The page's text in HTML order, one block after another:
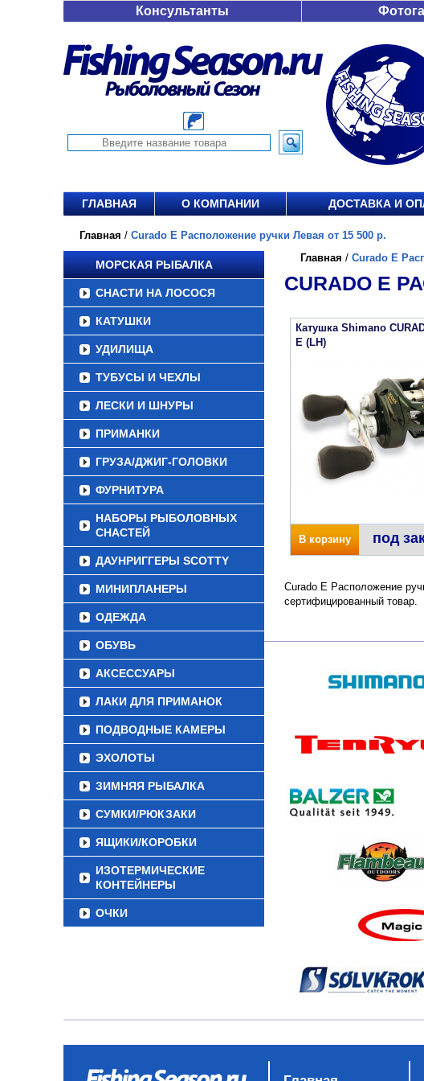
Консультанты
ГЛАВНАЯ О КОМПАНИИ ДОСТАВКА И
Главная / Curado E Расположение ручки Левая от 15 500 р.
МОРСКАЯ РЫБАЛКА
СНАСТИ НА ЛОСОСЯ
КАТУШКИ
УДИЛИЩА
ТУБУСЫ И ЧЕХЛЫ
ЛЕСКИ И ШНУРЫ
ПРИМАНКИ
ГРУЗА/ДЖИГ-ГОЛОВКИ
ФУРНИТУРА
НАБОРЫ РЫБОЛОВНЫХ
СНАСТЕЙ
ДАУНРИГГЕРЫ SCOTTY
МИНИПЛАНЕРЫ
ОДЕЖДА
ОБУВЬ
АКСЕССУАРЫ
ЛАКИ ДЛЯ ПРИМАНОК
ПОДВОДНЫЕ КАМЕРЫ
ЭХОЛОТЫ
ЗИМНЯЯ РЫБАЛКА
СУМКИ/РЮКЗАКИ
ЯЩИКИ/КОРОБКИ
ИЗОТЕРМИЧЕСКИЕ
КОНТЕЙНЕРЫ
ОЧКИ
Главная / Curado E
CURADO E
Катушка Shimano
E (LH)
В корзину под
Curado E Расположение
сертифицированный товар.